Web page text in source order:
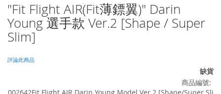
"Fit Flight AIR(Fit薄鏢翼)" Darin
Young 選手款 Ver.2 [Shape / Super
Slim]
評論此商品
缺貨
商品編號
Skip
to
the
beginning
the
images